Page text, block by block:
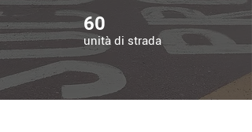
unità di strada
60